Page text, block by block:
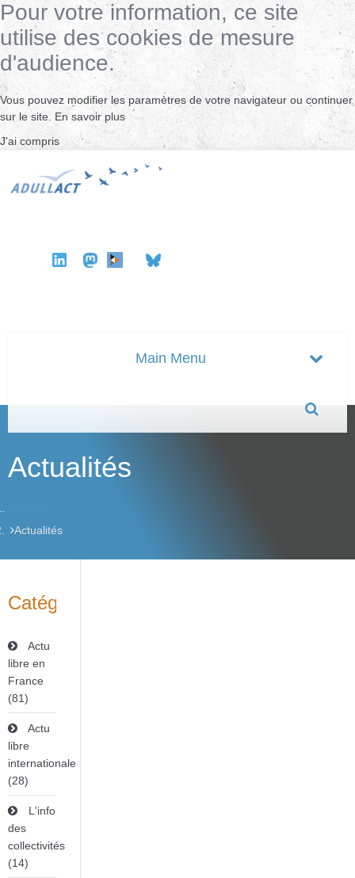
Pour votre information, ce site
utilise des cookies de mesure
d'audience.
Vous pouvez modifier les paramètres de votre navigateur ou continuer
sur le site. En savoir plus
J'ai compris
Actualités
Actualités
Catégories
Actu
libre en
France
(81)
Actu
libre
internationale
(28)
L'info
des
collectivités
(14)